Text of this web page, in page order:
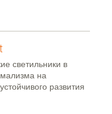
светильники в
на
развития